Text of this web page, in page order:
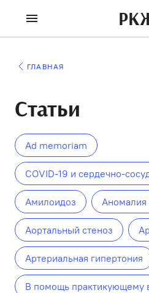
ГЛАВНАЯ
Статьи
Ad memoriam
COVID-19 и сердечно-
Амилоидоз Аномалия
Аортальный стеноз
Артериальная гипертония
В помощь практикующему